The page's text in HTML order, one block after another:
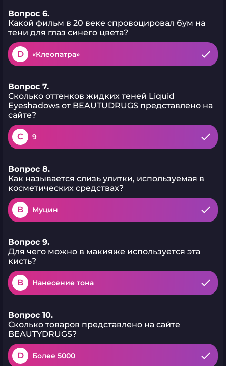
растушуйте кистью,
аппликатором или
подушечками пальцев, и
ваш образ готов! Для более
стойкого эффекта
используйте поверх сухие
тени.
Вопрос 6.
Какой фильм в 20 веке спровоцировал бум на
тени для глаз синего цвета?
D «Клеопатра»
Вопрос 7.
Сколько оттенков жидких теней Liquid
Eyeshadows от BEAUTUDRUGS представлено на
сайте?
C 9
Вопрос 8.
Как называется слизь улитки, используемая в
косметических средствах?
B Муцин
Вопрос 9.
Для чего можно в макияже используется эта
кисть?
B Нанесение тона
Вопрос 10.
Сколько товаров представлено на сайте
BEAUTYDRUGS?
D Более 5000